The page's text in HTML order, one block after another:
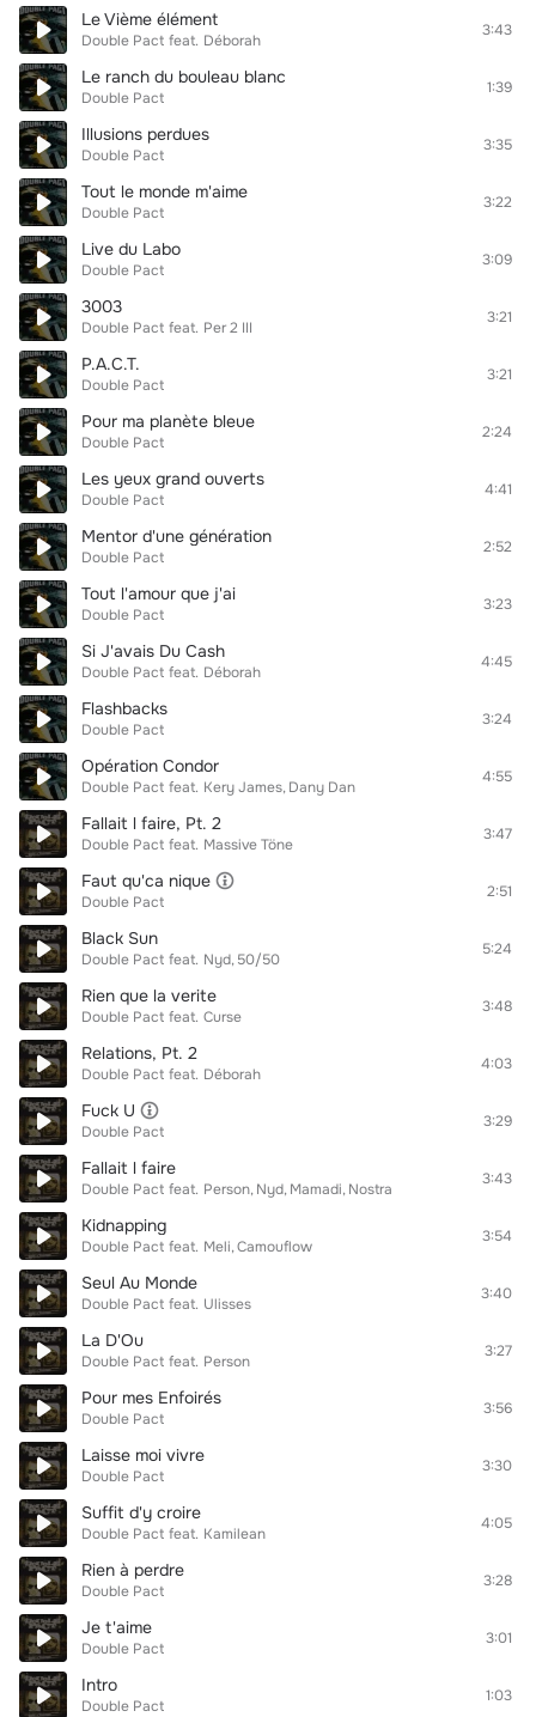
Le Vième élément
Double Pact feat. Déborah
3:43
Le ranch du bouleau blanc
Double Pact
1:39
Illusions perdues
Double Pact
3:35
Tout le monde m'aime
Double Pact
3:22
Live du Labo
Double Pact
3:09
3003
Double Pact feat. Per 2 III
3:21
P.A.C.T.
Double Pact
3:21
Pour ma planète bleue
Double Pact
2:24
Les yeux grand ouverts
Double Pact
4:41
Mentor d'une génération
Double Pact
2:52
Tout l'amour que j'ai
Double Pact
3:23
Si J'avais Du Cash
Double Pact feat. Déborah
4:45
Flashbacks
Double Pact
3:24
Opération Condor
Double Pact feat. Kery James Dany Dan
4:55
Fallait l faire, Pt. 2
Double Pact feat. Massive Töne
3:47
Faut qu'ca nique
Double Pact
2:51
Black Sun
Double Pact feat. Nyd 50/50
5:24
Rien que la verite
Double Pact feat. Curse
3:48
Relations, Pt. 2
Double Pact feat. Déborah
4:03
Fuck U
Double Pact
3:29
Fallait l faire
Double Pact feat. Person Nyd Mamadi Nostra
3:43
Kidnapping
Double Pact feat. Meli Camouflow
3:54
Seul Au Monde
Double Pact feat. Ulisses
3:40
La D'Ou
Double Pact feat. Person
3:27
Pour mes Enfoirés
Double Pact
3:56
Laisse moi vivre
Double Pact
3:30
Suffit d'y croire
Double Pact feat. Kamilean
4:05
Rien à perdre
Double Pact
3:28
Je t'aime
Double Pact
3:01
Intro
Double Pact
1:03